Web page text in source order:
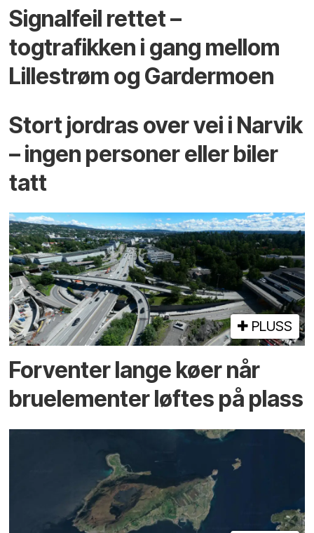
Signalfeil rettet –
togtrafikken i gang mellom
Lillestrøm og Gardermoen
Stort jordras over vei i Narvik
– ingen personer eller biler
tatt
PLUSS
Forventer lange køer når
bru­elementer løftes på plass